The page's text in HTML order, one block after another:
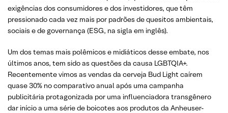
exigências dos consumidores e dos investidores, que têm
pressionado cada vez mais por padrões de quesitos ambientais,
sociais e de governança (ESG, na sigla em inglês).
Um dos temas mais polêmicos e midiáticos desse embate, nos
últimos anos, tem sido as questões da causa LGBTQIA+.
Recentemente vimos as vendas da cerveja Bud Light caírem
quase 30% no comparativo anual após uma campanha
publicitária protagonizada por uma influenciadora transgênero
dar início a uma série de boicotes aos produtos da Anheuser-